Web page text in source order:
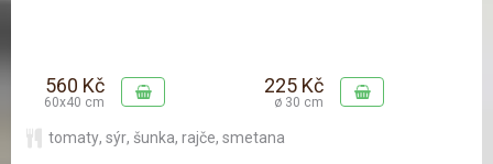
560 Kč
60x40 cm
225 Kč
ø 30 cm
tomaty, sýr, šunka, rajče, smetana